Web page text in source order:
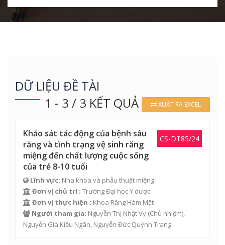
DỮ LIỆU ĐỀ TÀI
1 - 3 / 3 KẾT QUẢ
XUẤT RA EXCEL
CS-DT85/24
Khảo sát tác động của bệnh sâu
răng và tình trạng vệ sinh răng
miệng đến chất lượng cuộc sống
của trẻ 8-10 tuổi
Lĩnh vực: Nha khoa và phẫu thuật miệng
Đơn vị chủ trì : Trường Đại học Y dược
Đơn vị thực hiện : Khoa Răng Hàm Mặt
Người tham gia: Nguyễn Thị Nhật Vy (Chủ nhiệm),
Nguyễn Gia Kiều Ngân, Nguyễn Đức Quỳnh Trang